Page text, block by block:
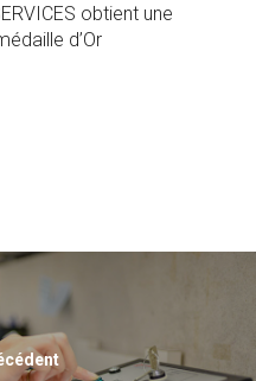
obtient une
d’Or